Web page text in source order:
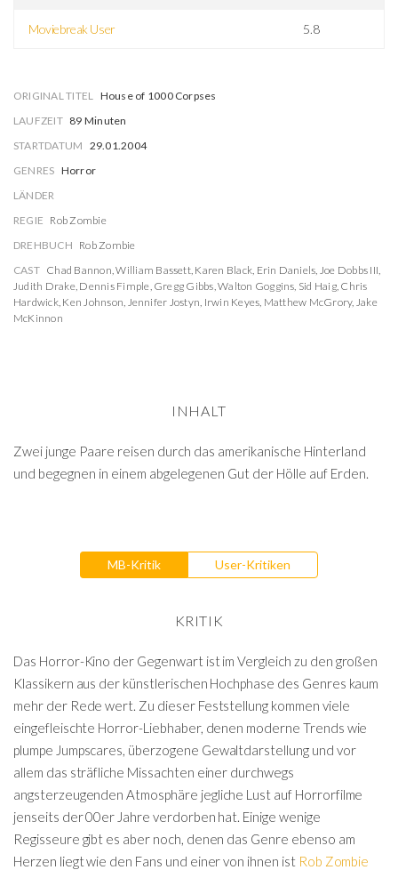
Moviebreak User 5.8
ORIGINAL TITEL House of 1000 Corpses
LAUFZEIT 89 Minuten
STARTDATUM 29.01.2004
GENRES Horror
LÄNDER
REGIE Rob Zombie
DREHBUCH Rob Zombie
CAST Chad Bannon,William Bassett, Karen Black, Erin Daniels, Joe Dobbs III,
Judith Drake, Dennis Fimple, Gregg Gibbs,Walton Goggins, Sid Haig, Chris
Hardwick, Ken Johnson, Jennifer Jostyn, Irwin Keyes, Matthew McGrory, Jake
McKinnon
INHALT
Zwei junge Paare reisen durch das amerikanische Hinterland
und begegnen in einem abgelegenen Gut der Hölle auf Erden.
MB-Kritik User-Kritiken
KRITIK
Das Horror-Kino der Gegenwart ist im Vergleich zu den großen
Klassikern aus der künstlerischen Hochphase des Genres kaum
mehr der Rede wert. Zu dieser Feststellung kommen viele
eingefleischte Horror-Liebhaber, denen moderne Trends wie
plumpe Jumpscares, überzogene Gewaltdarstellung und vor
allem das sträfliche Missachten einer durchwegs
angsterzeugenden Atmosphäre jegliche Lust auf Horrorfilme
jenseits der 00er Jahre verdorben hat. Einige wenige
Regisseure gibt es aber noch, denen das Genre ebenso am
Herzen liegt wie den Fans und einer von ihnen ist Rob Zombie